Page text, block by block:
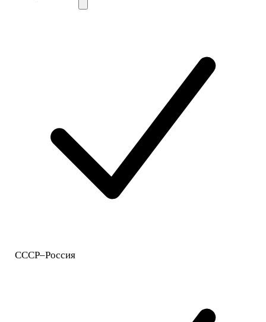
СССР–Россия